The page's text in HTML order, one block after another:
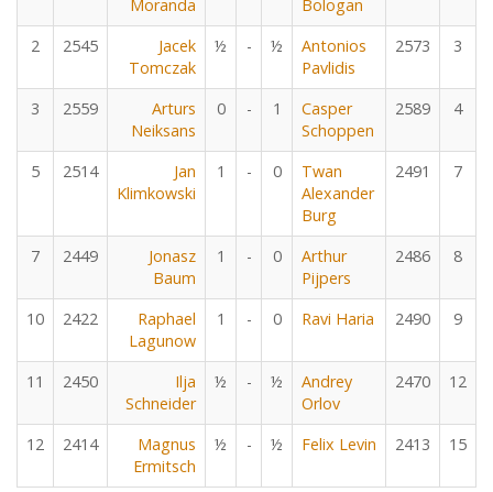
Moranda
Bologan
2
2545
Jacek
Tomczak
½ - ½
Antonios
Pavlidis
2573 3
3 2559
Arturs
Neiksans
0 - 1
Casper
Schoppen
2589 4
5 2514
Jan
Klimkowski
1 - 0
Twan
Alexander
Burg
2491 7
7 2449
Jonasz
Baum
1 - 0
Arthur
Pijpers
2486 8
10 2422
Raphael
Lagunow
1 - 0 Ravi Haria 2490 9
11 2450
Ilja
Schneider
½ - ½
Andrey
Orlov
2470 12
12 2414
Magnus
Ermitsch
½ - ½ Felix Levin 2413 15